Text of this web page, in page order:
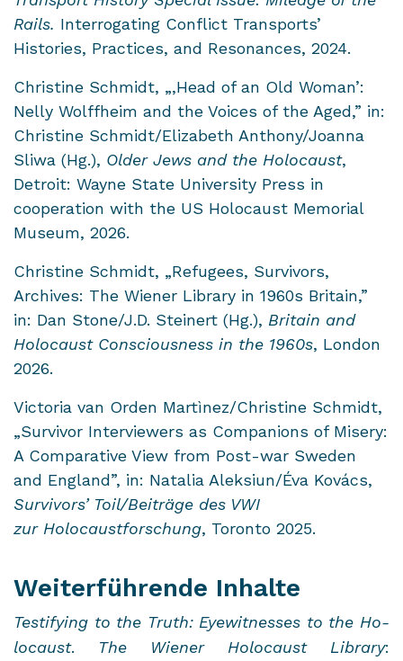
Rails. Interrogating Conflict Transports’
Histories, Practices, and Resonances, 2024.
Christine Schmidt, „,Head of an Old Woman’:
Nelly Wolffheim and the Voices of the Aged,” in:
Christine Schmidt/Elizabeth Anthony/Joanna
Sliwa (Hg.), Older Jews and the Holocaust,
Detroit: Wayne State University Press in
cooperation with the US Holocaust Memorial
Museum, 2026.
Christine Schmidt, „Refugees, Survivors,
Archives: The Wiener Library in 1960s Britain,”
in: Dan Stone/J.D. Steinert (Hg.), Britain and
Holocaust Consciousness in the 1960s, London
2026.
Victoria van Orden Martìnez/Christine Schmidt,
„Survivor Interviewers as Companions of Misery:
A Comparative View from Post-war Sweden
and England”, in: Natalia Aleksiun/Éva Kovács,
Survivors’ Toil/Beiträge des VWI
zur Holocaustforschung, Toronto 2025.
Weiterführende Inhalte
Testi­fy­ing to the Truth: Ey­e­wit­nes­ses to the Ho­
lo­caust. The Wie­ner Ho­lo­caust Li­bra­ry: